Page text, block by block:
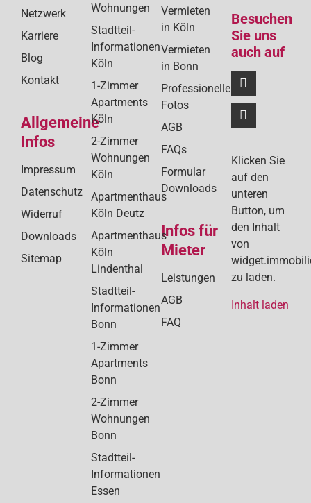
Netzwerk
Karriere
Blog
Kontakt
Allgemeine
Infos
Impressum
Datenschutz
Widerruf
Downloads
Sitemap
Wohnungen
Stadtteil-
Informationen
Köln
1-Zimmer
Apartments
Köln
2-Zimmer
Wohnungen
Köln
Apartmenthaus
Köln Deutz
Apartmenthaus
Köln
Lindenthal
Stadtteil-
Informationen
Bonn
1-Zimmer
Apartments
Bonn
2-Zimmer
Wohnungen
Bonn
Stadtteil-
Informationen
Essen
Vermieten
in Köln
Vermieten
in Bonn
Professionelle
Fotos
AGB
FAQs
Formular
Downloads
Infos für
Mieter
Leistungen
AGB
FAQ
Besuchen
Sie uns
auch auf
Klicken Sie
auf den
unteren
Button, um
den Inhalt
von
zu laden.
Inhalt laden